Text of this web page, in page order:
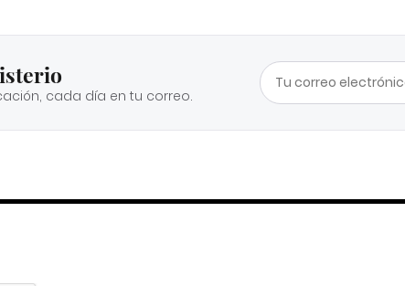
cada día en tu correo.